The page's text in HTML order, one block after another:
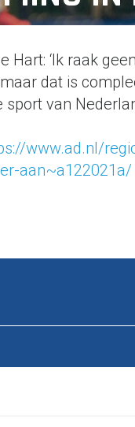
Hart: ‘Ik raak
dat is
van
www.ad.nl/
aan~a122021a/